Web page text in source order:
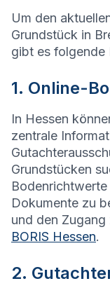
Um den
Grundstück in
gibt es folgende
1. Online-
In Hessen
zentrale
Grundstücken
Dokumente zu
und den
BORIS Hessen.
2.